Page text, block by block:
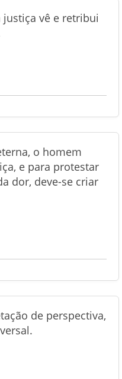
vê e retribui
o homem
e para protestar
dor, deve-se criar
de perspectiva,